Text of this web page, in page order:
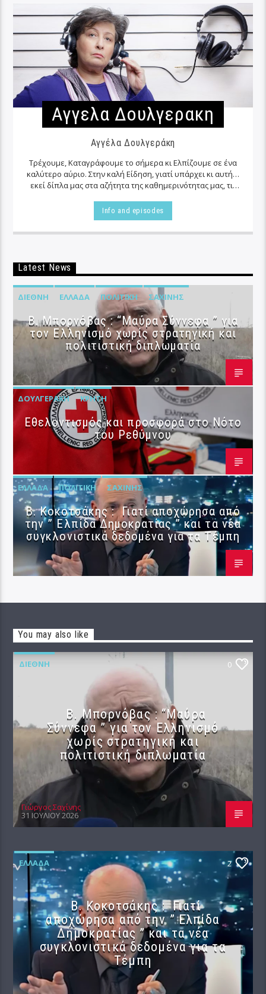
Αγγελα Δουλγερακη
Αγγέλα Δουλγεράκη
Τρέχουμε, Καταγράφουμε το σήμερα κι Ελπίζουμε σε ένα
καλύτερο αύριο. Στην καλή Είδηση, γιατί υπάρχει κι αυτή…
εκεί δίπλα μας στα αζήτητα της καθημερινότητας μας, τις
Info and episodes
Latest News
ΔΙΕΘΝΉ ΕΛΛΆΔΑ ΠΟΛΙΤΙΚΉ ΣΑΧΊΝΗΣ
B. Μπορνόβας : “Μαύρα Σύννεφα ” για
τον Ελληνισμό χωρίς στρατηγική και
πολιτιστική διπλωματία
ΔΟΥΛΓΕΡΆΚΗ ΚΡΉΤΗ
Εθελοντισμός και προσφορά στο Νότο
του Ρεθύμνου
ΕΛΛΆΔΑ ΠΟΛΙΤΙΚΉ ΣΑΧΊΝΗΣ
Β. Κοκοτσάκης : Γιατί αποχώρησα από
την ” Ελπίδα Δημοκρατίας ” και τα νέα
συγκλονιστικά δεδομένα για τα Τέμπη
You may also like
ΔΙΕΘΝΉ 0
B. Μπορνόβας : “Μαύρα
Σύννεφα ” για τον Ελληνισμό
χωρίς στρατηγική και
πολιτιστική διπλωματία
Γιώργος Σαχίνης
31 ΙΟΥΛΊΟΥ 2026
ΕΛΛΆΔΑ 2
Β. Κοκοτσάκης : Γιατί
αποχώρησα από την ” Ελπίδα
Δημοκρατίας ” και τα νέα
συγκλονιστικά δεδομένα για τα
Τέμπη